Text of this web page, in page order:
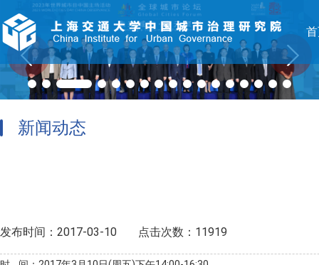
新闻动态
发布时间：2017-03-10 点击次数：11919